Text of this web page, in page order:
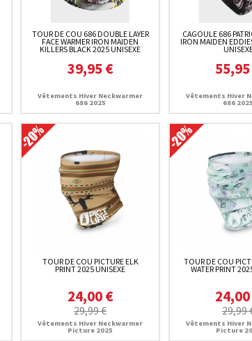
TOUR DE COU 686 DOUBLE LAYER
FACE WARMER IRON MAIDEN
KILLERS BLACK 2025 UNISEXE
39,95 €
Vêtements Hiver Neckwarmer
686 2025
CAGOULE 686
IRON MAIDEN
Vêtements Hiver
686 2025
TOUR DE COU PICTURE ELK
PRINT 2025 UNISEXE
24,00 €
29,99 €
Vêtements Hiver Neckwarmer
Picture 2025
TOUR DE COU
WATER PRINT
29,99
Vêtements Hiver
Picture